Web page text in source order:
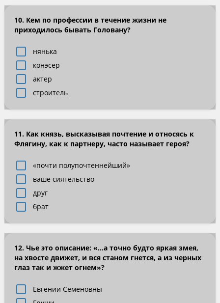
10. Кем по профессии в течение жизни не
приходилось бывать Головану?
нянька
конэсер
актер
строитель
11. Как князь, высказывая почтение и относясь к
Флягину, как к партнеру, часто называет героя?
«почти полупочтеннейший»
ваше сиятельство
друг
брат
12. Чье это описание: «…а точно будто яркая змея,
на хвосте движет, и вся станом гнется, а из черных
глаз так и жжет огнем»?
Евгении Семеновны